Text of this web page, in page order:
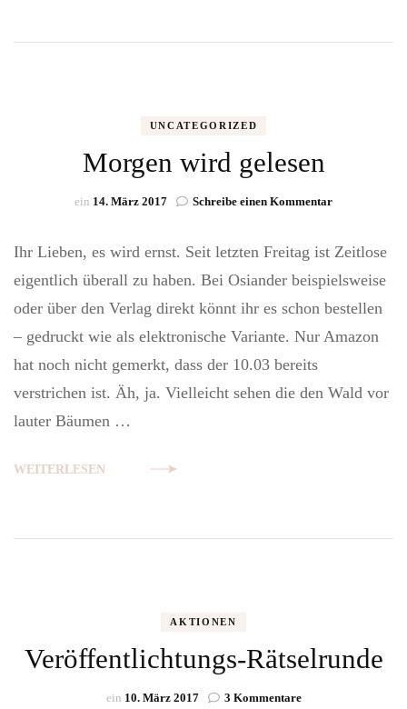
UNCATEGORIZED
Morgen wird gelesen
ein 14. März 2017 Schreibe einen Kommentarzu
gelesen
Ihr Lieben, es wird ernst. Seit letzten Freitag ist Zeitlose
eigentlich überall zu haben. Bei Osiander beispielsweise
oder über den Verlag direkt könnt ihr es schon bestellen
– gedruckt wie als elektronische Variante. Nur Amazon
hat noch nicht gemerkt, dass der 10.03 bereits
verstrichen ist. Äh, ja. Vielleicht sehen die den Wald vor
lauter Bäumen …
WEITERLESEN
AKTIONEN
Veröffentlichtungs-Rätselrunde
ein 10. März 2017 3 Kommentarezu